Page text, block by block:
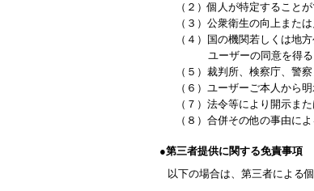
（２）個人が特定すること
（３）公衆衛生の向上また
（４）国の機関若しくは地
ユーザーの同意を得
（５）裁判所、検察庁、警
（６）ユーザーご本人から
（７）法令等により開示ま
（８）合併その他の事由に
●第三者提供に関する免責事項
以下の場合は、第三者による